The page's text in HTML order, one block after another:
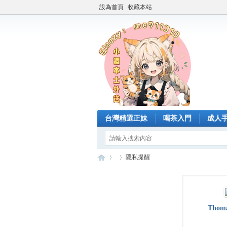
設為首頁 收藏本站
台灣精選正妹 喝茶入門 成人
隱私提醒